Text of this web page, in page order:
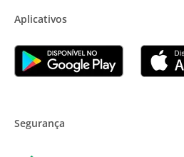
Aplicativos
Segurança